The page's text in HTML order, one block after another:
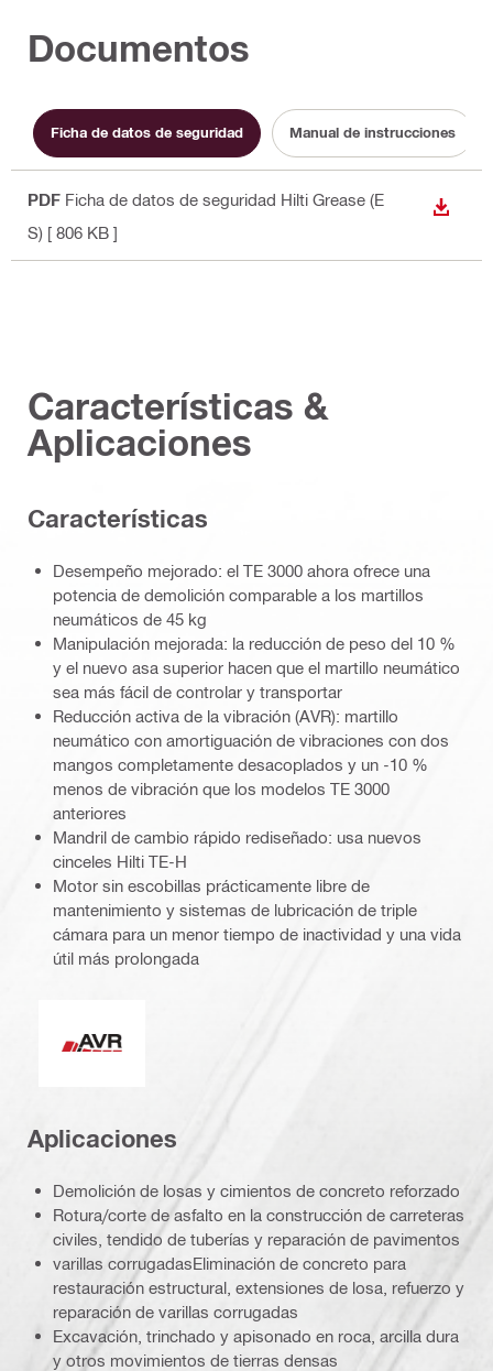
Documentos
Ficha de datos de seguridad Manual de instrucciones
PDF Ficha de datos de seguridad Hilti Grease (E
S) [ 806 KB ]
Características &
Aplicaciones
Características
Desempeño mejorado: el TE 3000 ahora ofrece una
potencia de demolición comparable a los martillos
neumáticos de 45 kg
Manipulación mejorada: la reducción de peso del 10 %
y el nuevo asa superior hacen que el martillo neumático
sea más fácil de controlar y transportar
Reducción activa de la vibración (AVR): martillo
neumático con amortiguación de vibraciones con dos
mangos completamente desacoplados y un -10 %
menos de vibración que los modelos TE 3000
anteriores
Mandril de cambio rápido rediseñado: usa nuevos
cinceles Hilti TE-H
Motor sin escobillas prácticamente libre de
mantenimiento y sistemas de lubricación de triple
cámara para un menor tiempo de inactividad y una vida
útil más prolongada
Aplicaciones
Demolición de losas y cimientos de concreto reforzado
Rotura/corte de asfalto en la construcción de carreteras
civiles, tendido de tuberías y reparación de pavimentos
varillas corrugadasEliminación de concreto para
restauración estructural, extensiones de losa, refuerzo y
reparación de varillas corrugadas
Excavación, trinchado y apisonado en roca, arcilla dura
y otros movimientos de tierras densas